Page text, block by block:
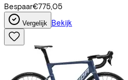
Bespaar€775,05
Vergelijk Bekijk